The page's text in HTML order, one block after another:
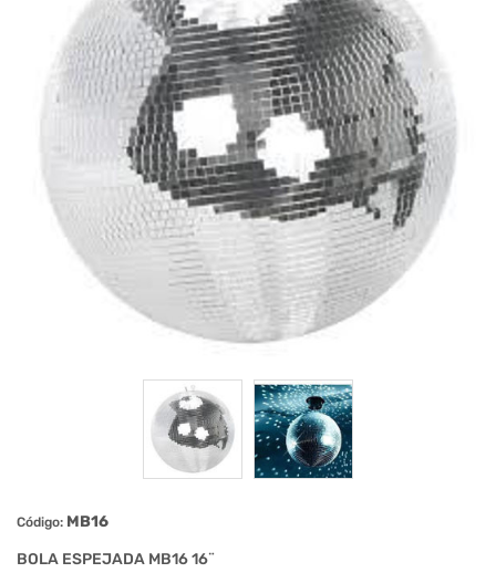
Código: MB16
BOLA ESPEJADA MB16 16¨